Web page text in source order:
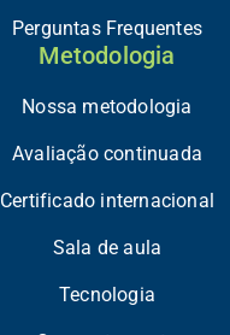
Perguntas Frequentes
Metodologia
Nossa metodologia
Avaliação continuada
Certificado internacional
Sala de aula
Tecnologia